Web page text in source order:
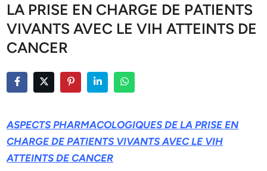
LA PRISE EN CHARGE DE PATIENTS
VIVANTS AVEC LE VIH ATTEINTS DE
CANCER
ASPECTS PHARMACOLOGIQUES DE LA PRISE EN
CHARGE DE PATIENTS VIVANTS AVEC LE VIH
ATTEINTS DE CANCER